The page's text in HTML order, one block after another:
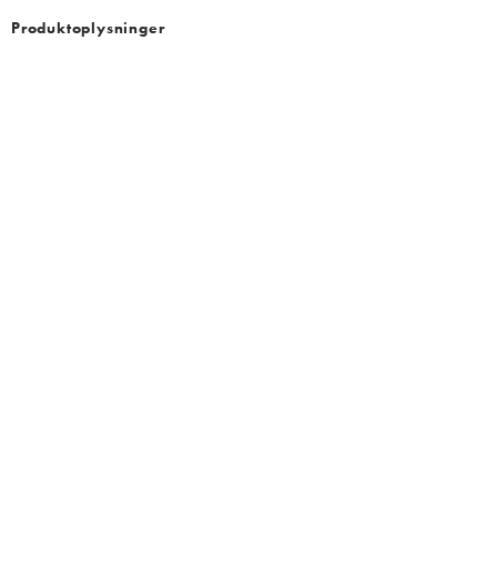
Produktoplysninger